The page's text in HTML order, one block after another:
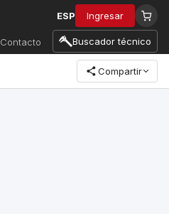
ESP Ingresar
Contacto Buscador técnico
Compartir